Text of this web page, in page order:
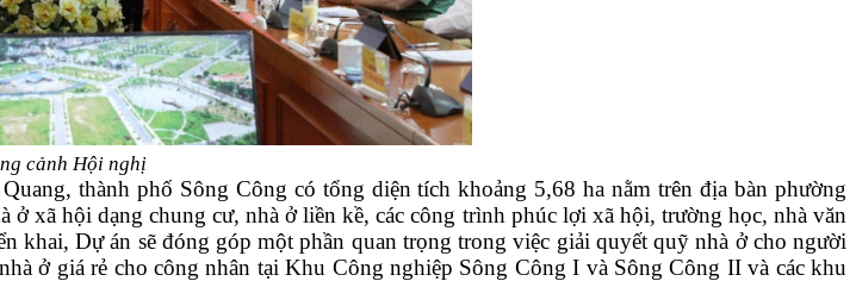
cảnh Hội nghị
thành phố Sông Công có tổng diện tích khoảng 5,68 ha nằm trên địa bàn phường
xã hội dạng chung cư, nhà ở liền kề, các công trình phúc lợi xã hội, trường học, nhà văn
Dự án sẽ đóng góp một phần quan trọng trong việc giải quyết quỹ nhà ở cho người
ở giá rẻ cho công nhân tại Khu Công nghiệp Sông Công I và Sông Công II và các khu